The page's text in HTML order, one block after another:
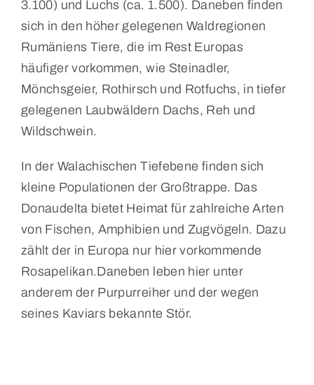
3.100) und Luchs (ca. 1.500). Daneben finden
sich in den höher gelegenen Waldregionen
Rumäniens Tiere, die im Rest Europas
häufiger vorkommen, wie Steinadler,
Mönchsgeier, Rothirsch und Rotfuchs, in tiefer
gelegenen Laubwäldern Dachs, Reh und
Wildschwein.
In der Walachischen Tiefebene finden sich
kleine Populationen der Großtrappe. Das
Donaudelta bietet Heimat für zahlreiche Arten
von Fischen, Amphibien und Zugvögeln. Dazu
zählt der in Europa nur hier vorkommende
Rosapelikan.Daneben leben hier unter
anderem der Purpurreiher und der wegen
seines Kaviars bekannte Stör.